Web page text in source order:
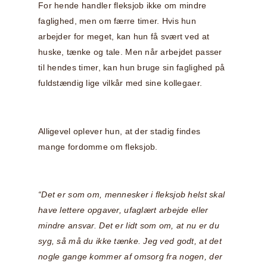
For hende handler fleksjob ikke om mindre
faglighed, men om færre timer. Hvis hun
arbejder for meget, kan hun få svært ved at
huske, tænke og tale. Men når arbejdet passer
til hendes timer, kan hun bruge sin faglighed på
fuldstændig lige vilkår med sine kollegaer.
Alligevel oplever hun, at der stadig findes
mange fordomme om fleksjob.
“Det er som om, mennesker i fleksjob helst skal
have lettere opgaver, ufaglært arbejde eller
mindre ansvar. Det er lidt som om, at nu er du
syg, så må du ikke tænke. Jeg ved godt, at det
nogle gange kommer af omsorg fra nogen, der